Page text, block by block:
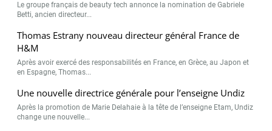
Le groupe français de beauty tech annonce la nomination de Gabriele
Betti, ancien directeur...
Thomas Estrany nouveau directeur général France de
H&M
Après avoir exercé des responsabilités en France, en Grèce, au Japon et
en Espagne, Thomas...
Une nouvelle directrice générale pour l’enseigne Undiz
Après la promotion de Marie Delahaie à la tête de l’enseigne Etam, Undiz
change une nouvelle...